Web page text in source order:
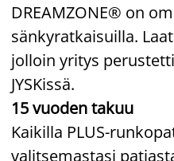
DREAMZONE® on
sänkyratkaisuilla.
jolloin yritys
JYSKissä.
15 vuoden takuu
Kaikilla PLUS-
valitsemastasi